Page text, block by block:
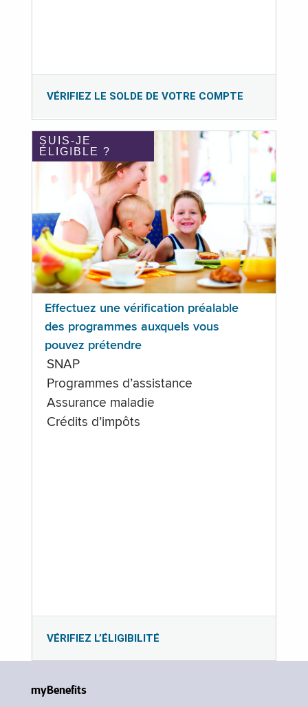
VÉRIFIEZ LE SOLDE DE VOTRE COMPTE
SUIS-JE
ÉLIGIBLE ?
Effectuez une vérification préalable
des programmes auxquels vous
pouvez prétendre
SNAP
Programmes d’assistance
Assurance maladie
Crédits d’impôts
VÉRIFIEZ L’ÉLIGIBILITÉ
myBenefits